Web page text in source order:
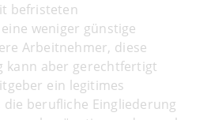
befristeten
weniger günstige
Arbeitnehmer, diese
kann aber gerechtfertigt
ein legitimes
berufliche Eingliederung